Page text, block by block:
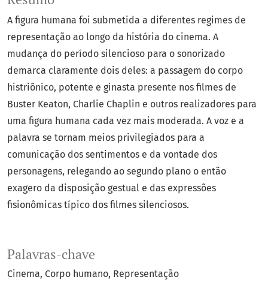
Palavras-chave
Cinema Corpo humano Representação
A figura humana foi submetida a diferentes regimes de
representação ao longo da história do cinema. A
mudança do período silencioso para o sonorizado
demarca claramente dois deles: a passagem do corpo
histriônico, potente e ginasta presente nos filmes de
Buster Keaton, Charlie Chaplin e outros realizadores para
uma figura humana cada vez mais moderada. A voz e a
palavra se tornam meios privilegiados para a
comunicação dos sentimentos e da vontade dos
personagens, relegando ao segundo plano o então
exagero da disposição gestual e das expressões
fisionômicas típico dos filmes silenciosos.